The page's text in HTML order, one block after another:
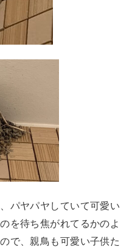
パヤパヤしていて可愛い
を待ち焦がれてるかのよ
で、親鳥も可愛い子供た